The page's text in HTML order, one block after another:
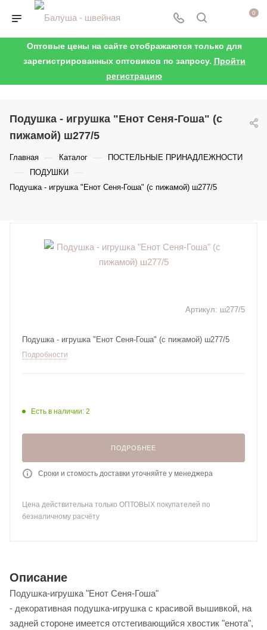
0
Оптовые цены на сайте отображаются только для
зарегистрированных оптовиков по запросу. Пройти
регистрацию
Подушка - игрушка "Енот Сеня-Гоша" (с
пижамой) ш277/5
Главная — Каталог — ПОСТЕЛЬНЫЕ ПРИНАДЛЕЖНОСТИ
— ПОДУШКИ —
Подушка - игрушка "Енот Сеня-Гоша" (с пижамой) ш277/5
Артикул: ш277/5
Подушка - игрушка "Енот Сеня-Гоша" (с пижамой) ш277/5
Подробности
Есть в наличии: 2
ПОДРОБНЕЕ
Сроки и стомость доставки уточняйте у менеджера
Цена действительна только ОПТОВЫХ покупателей по
безналичному расчёту
Описание
Подушка-игрушка "Енот Сеня-Гоша"
- декоративная подушка-игрушка с красивой вышивкой, на
задней стороне имеется отстегивающийся хвостик "енота",